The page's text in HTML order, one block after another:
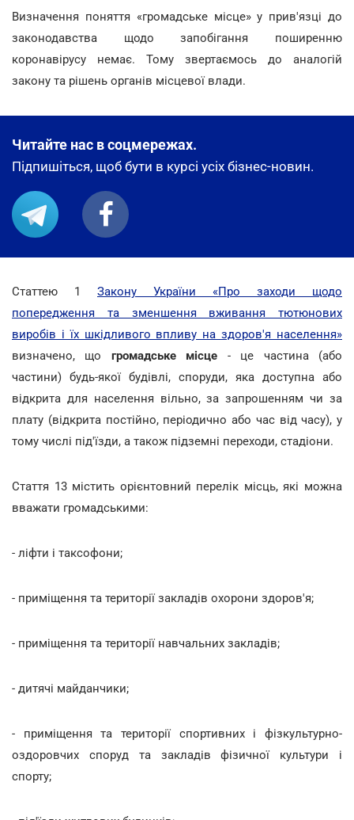
Визначення поняття «громадське місце» у прив'язці до
законодавства щодо запобігання поширенню
коронавірусу немає. Тому звертаємось до аналогій
закону та рішень органів місцевої влади.
Читайте нас в соцмережах.
Підпишіться, щоб бути в курсі усіх бізнес-новин.
Статтею 1 Закону України «Про заходи щодо
попередження та зменшення вживання тютюнових
виробів і їх шкідливого впливу на здоров'я населення»
визначено, що громадське місце - це частина (або
частини) будь-якої будівлі, споруди, яка доступна або
відкрита для населення вільно, за запрошенням чи за
плату (відкрита постійно, періодично або час від часу), у
тому числі під'їзди, а також підземні переходи, стадіони.
Стаття 13 містить орієнтовний перелік місць, які можна
вважати громадськими:
- ліфти і таксофони;
- приміщення та території закладів охорони здоров'я;
- приміщення та території навчальних закладів;
- дитячі майданчики;
- приміщення та території спортивних і фізкультурно-
оздоровчих споруд та закладів фізичної культури і
спорту;